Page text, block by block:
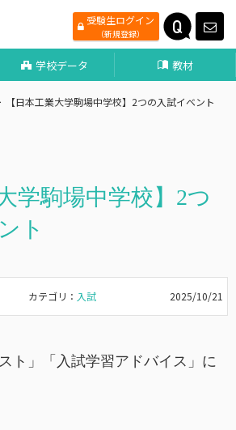
受験生ログイン
（新規登録）
学校データ 教材
【日本工業大学駒場中学校】2つの入試イベント
学駒場中学校】2つ
ト
カテゴリ： 入試 2025/10/21
ト」「入試学習アドバイス」に